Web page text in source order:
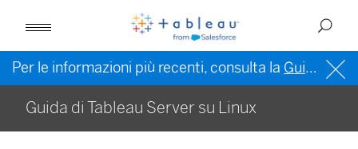
Per le informazioni più recenti, consulta la Guida di Tableau in inglese (Stati Uniti)
Guida di Tableau Server su Linux